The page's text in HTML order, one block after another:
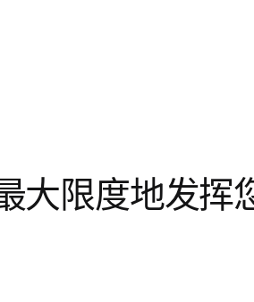
大限度地发挥